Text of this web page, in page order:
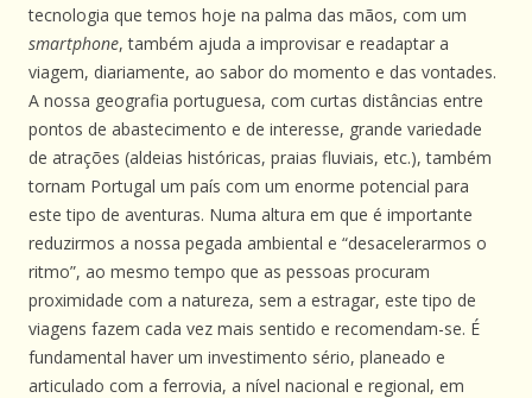
tecnologia que temos hoje na palma das mãos, com um
smartphone, também ajuda a improvisar e readaptar a
viagem, diariamente, ao sabor do momento e das vontades.
A nossa geografia portuguesa, com curtas distâncias entre
pontos de abastecimento e de interesse, grande variedade
de atrações (aldeias históricas, praias fluviais, etc.), também
tornam Portugal um país com um enorme potencial para
este tipo de aventuras. Numa altura em que é importante
reduzirmos a nossa pegada ambiental e “desacelerarmos o
ritmo”, ao mesmo tempo que as pessoas procuram
proximidade com a natureza, sem a estragar, este tipo de
viagens fazem cada vez mais sentido e recomendam-se. É
fundamental haver um investimento sério, planeado e
articulado com a ferrovia, a nível nacional e regional, em